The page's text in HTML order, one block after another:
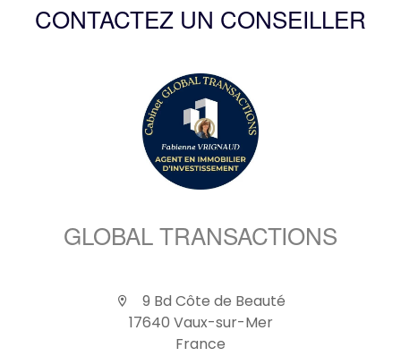
CONTACTEZ UN CONSEILLER
GLOBAL TRANSACTIONS
9 Bd Côte de Beauté
17640 Vaux-sur-Mer
France